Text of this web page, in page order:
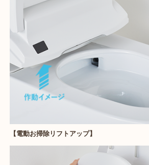
【電動お掃除リフトアップ】